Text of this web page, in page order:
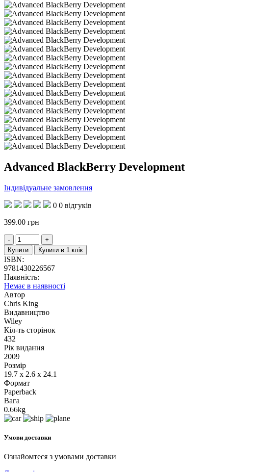
Advanced BlackBerry Development
Індивідуальне замовлення
0 0 відгуків
399.00 грн
Купити Купити в 1 клік
ISBN:
9781430226567
Наявність:
Немає в наявності
Автор
Chris King
Видавництво
Wiley
Кіл-ть сторінок
432
Рік видання
2009
Розмір
19.7 x 2.6 x 24.1
Формат
Paperback
Вага
0.66kg
Умови доставки
Ознайомтеся з умовами доставки